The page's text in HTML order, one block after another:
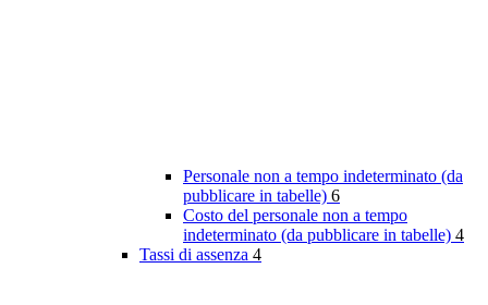
Personale non a tempo indeterminato (da
pubblicare in tabelle) 6
Costo del personale non a tempo
indeterminato (da pubblicare in tabelle) 4
Tassi di assenza 4